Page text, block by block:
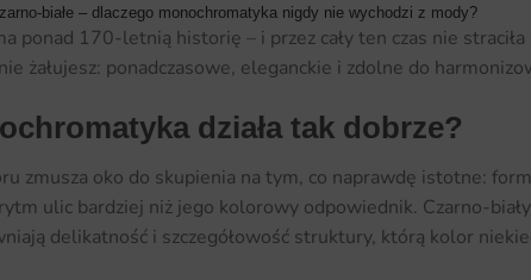
białe – dlaczego monochromatyka nigdy nie wychodzi z mody?
ponad 170-letnią historię – i przez cały ten czas nie
żałujesz: ponadczasowe, eleganckie i zdolne do
działa tak dobrze?
zmusza oko do skupienia na tym, co naprawdę istotne:
ulic bardziej niż jego kolorowy odpowiednik. Czarno-
delikatność i szczegółowość struktury, którą kolor